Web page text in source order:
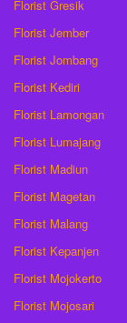
Florist Gresik
Florist Jember
Florist Jombang
Florist Kediri
Florist Lamongan
Florist Lumajang
Florist Madiun
Florist Magetan
Florist Malang
Florist Kepanjen
Florist Mojokerto
Florist Mojosari